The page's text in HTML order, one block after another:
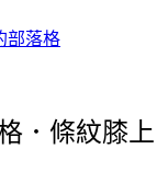
部落格
．條紋膝上